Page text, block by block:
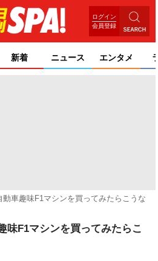
ログイン
会員登録
新着 ニュース エンタメ
動車趣味F1マシンを買ってみたらこうな
味F1マシンを買ってみたらこ